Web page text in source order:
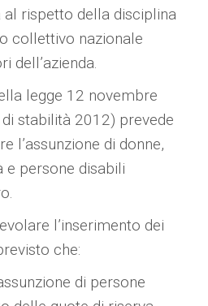
rispetto della disciplina
collettivo nazionale
dell’azienda.
legge 12 novembre
stabilità 2012) prevede
l’assunzione di donne,
persone disabili
l’inserimento dei
che:
di persone